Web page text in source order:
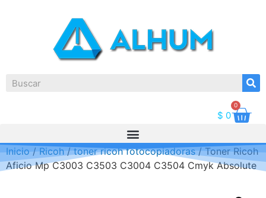
$ 0
0
Inicio/Ricoh/toner ricoh fotocopiadoras/ Toner Ricoh
Aficio Mp C3003 C3503 C3004 C3504 Cmyk Absolute